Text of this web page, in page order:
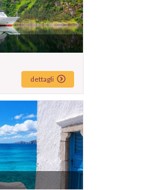
dettagli